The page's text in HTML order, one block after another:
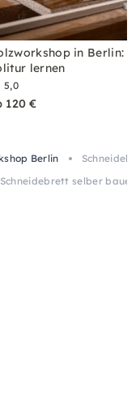
in Berlin:
lernen
5,0
120 €
Berlin
Schneidebrett selber bauen